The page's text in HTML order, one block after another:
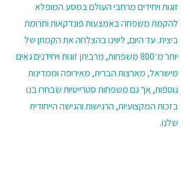
זוגות ויחידים מרחבי העולם במסע המופלא
להקמת משפחה באמצעות פונדקאות ותרומת
ביצית. עד היום, ליווינו בהצלחה את הקמתן של
יותר מ־800 משפחות, מרביתן זוגות ויחידנים גאים
מישראל, מארצות הברית, מאירופה וממדינות
נוספות, אך גם משפחות סטרייטיות שבחרו בנו
בזכות המקצועיות, הרגישות והגישה הייחודית
שלנו.